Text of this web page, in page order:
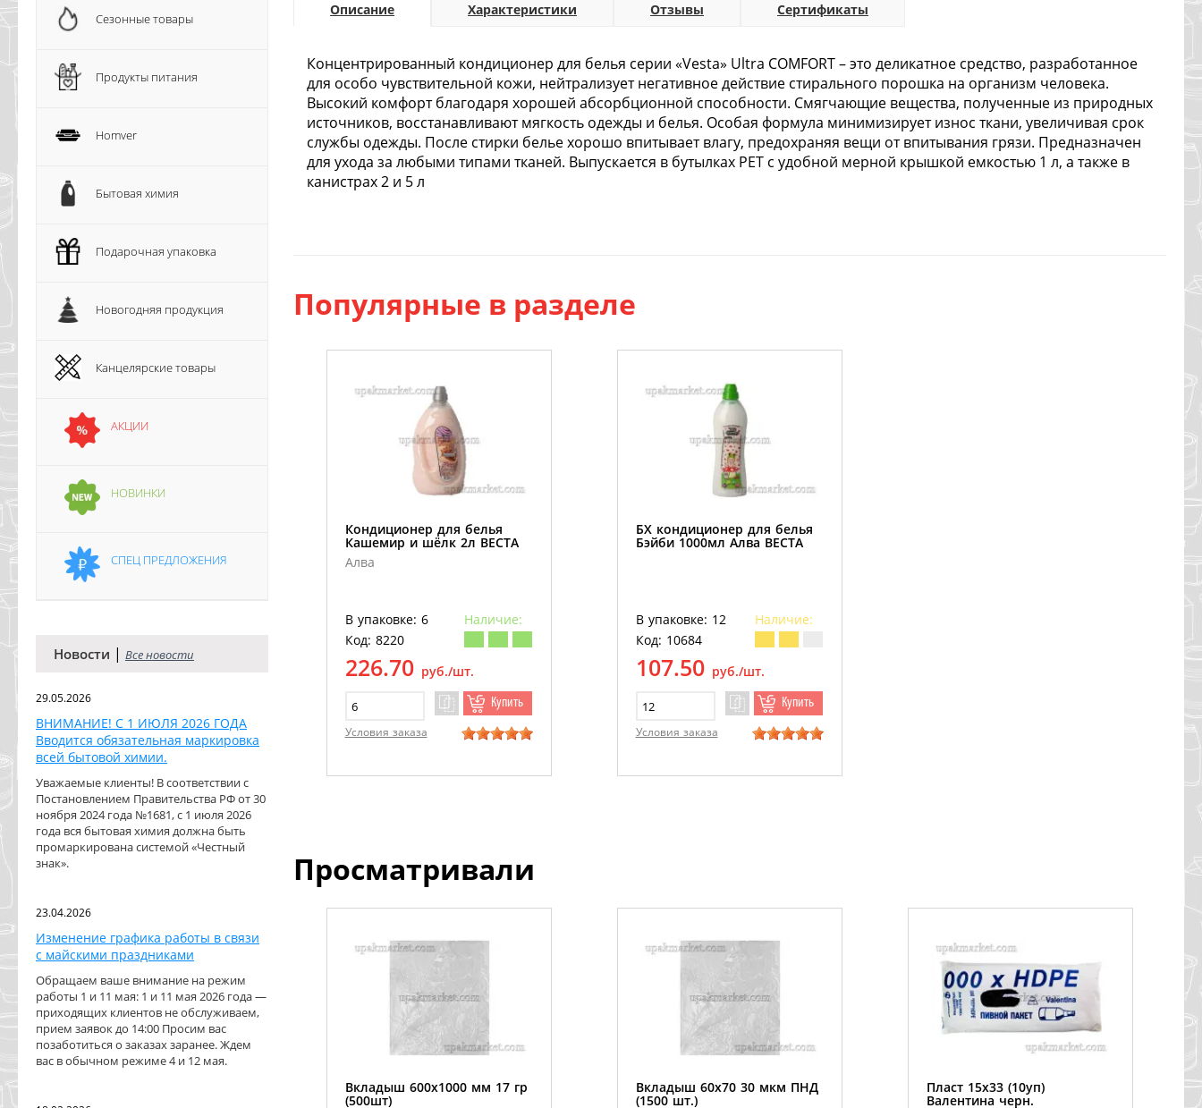
Сезонные товары
Продукты питания
Homver
Бытовая химия
Подарочная упаковка
Новогодняя продукция
Канцелярские товары
АКЦИИ
НОВИНКИ
СПЕЦ ПРЕДЛОЖЕНИЯ
Новости | Все новости
29.05.2026
ВНИМАНИЕ! С 1 ИЮЛЯ 2026 ГОДА
Вводится обязательная маркировка
всей бытовой химии.
Уважаемые клиенты! В соответствии с
Постановлением Правительства РФ от 30
ноября 2024 года №1681, с 1 июля 2026
года вся бытовая химия должна быть
промаркирована системой «Честный
знак».
23.04.2026
Изменение графика работы в связи
с майскими праздниками
Обращаем ваше внимание на режим
работы 1 и 11 мая: 1 и 11 мая 2026 года —
приходящих клиентов не обслуживаем,
прием заявок до 14:00 Просим вас
позаботиться о заказах заранее. Ждем
вас в обычном режиме 4 и 12 мая.
Описание Характеристики Отзывы Сертификаты
Концентрированный кондиционер для белья серии «Vesta» Ultra COMFORT – это деликатное средство, разработанное
для особо чувствительной кожи, нейтрализует негативное действие стирального порошка на организм человека.
Высокий комфорт благодаря хорошей абсорбционной способности. Смягчающие вещества, полученные из природных
источников, восстанавливают мягкость одежды и белья. Особая формула минимизирует износ ткани, увеличивая срок
службы одежды. После стирки белье хорошо впитывает влагу, предохраняя вещи от впитывания грязи. Предназначен
для ухода за любыми типами тканей. Выпускается в бутылках РЕТ с удобной мерной крышкой емкостью 1 л, а также в
канистрах 2 и 5 л
Популярные в разделе
Кондиционер для белья
Кашемир и шёлк 2л ВЕСТА
Алва
В упаковке: 6
Наличие:
Код: 8220
226.70 руб./шт.
Купить
Условия заказа
БХ кондиционер для белья
Бэйби 1000мл Алва ВЕСТА
В упаковке: 12
Наличие:
Код: 10684
107.50 руб./шт.
Купить
Условия заказа
Просматривали
Вкладыш 600х1000 мм 17 гр
(500шт)
Вкладыш 60х70 30 мкм ПНД
(1500 шт.)
Пласт 15х33 (10уп)
Валентина черн.